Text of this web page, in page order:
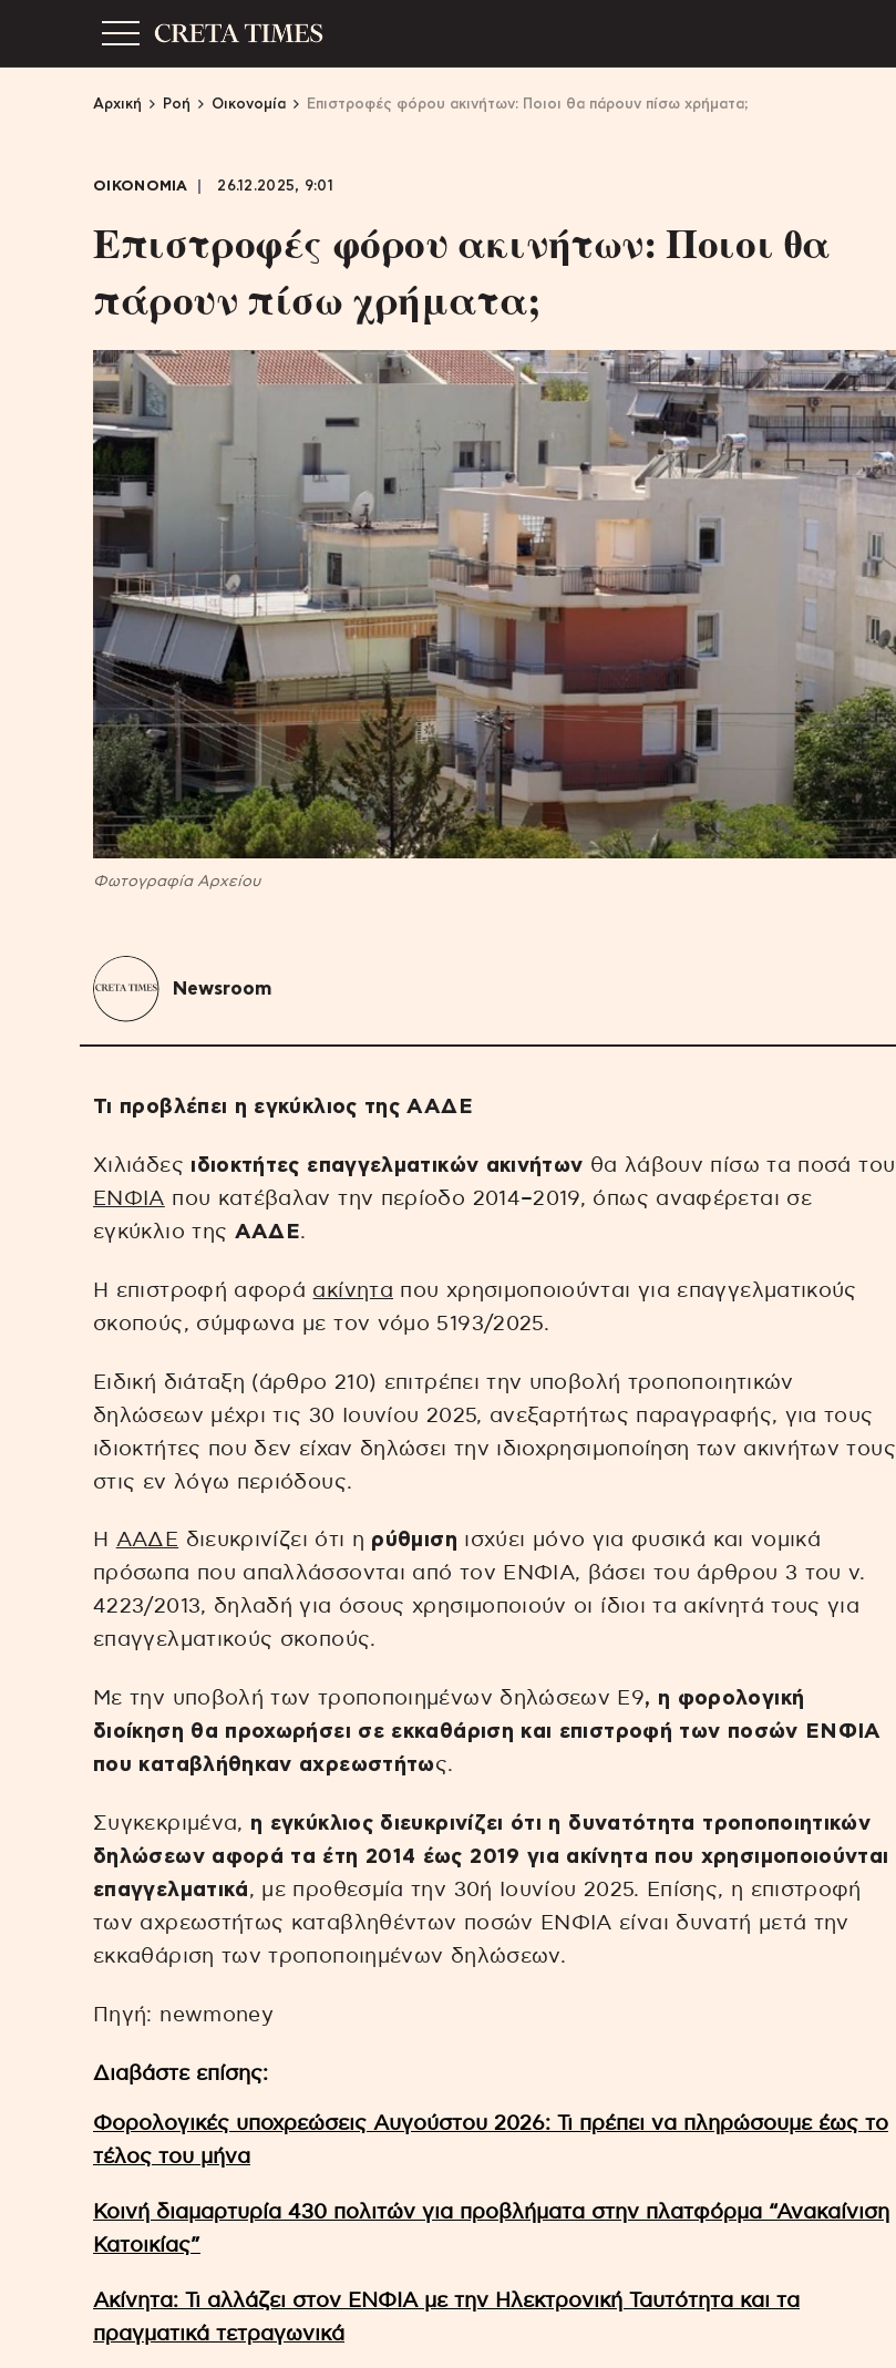
Αρχική Ροή Οικονομία Επιστροφές φόρου ακινήτων: Ποιοι θα πάρουν πίσω χρήματα;
ΟΙΚΟΝΟΜΙΑ 26.12.2025, 9:01
Επιστροφές φόρου ακινήτων: Ποιοι θα
πάρουν πίσω χρήματα;
Φωτογραφία Αρχείου
Newsroom
Τι προβλέπει η εγκύκλιος της ΑΑΔΕ
Χιλιάδες ιδιοκτήτες επαγγελματικών ακινήτων θα λάβουν πίσω τα ποσά του
ΕΝΦΙΑ που κατέβαλαν την περίοδο 2014–2019, όπως αναφέρεται σε
εγκύκλιο της ΑΑΔΕ.
Η επιστροφή αφορά ακίνητα που χρησιμοποιούνται για επαγγελματικούς
σκοπούς, σύμφωνα με τον νόμο 5193/2025.
Ειδική διάταξη (άρθρο 210) επιτρέπει την υποβολή τροποποιητικών
δηλώσεων μέχρι τις 30 Ιουνίου 2025, ανεξαρτήτως παραγραφής, για τους
ιδιοκτήτες που δεν είχαν δηλώσει την ιδιοχρησιμοποίηση των ακινήτων τους
στις εν λόγω περιόδους.
Η ΑΑΔΕ διευκρινίζει ότι η ρύθμιση ισχύει μόνο για φυσικά και νομικά
πρόσωπα που απαλλάσσονται από τον ΕΝΦΙΑ, βάσει του άρθρου 3 του ν.
4223/2013, δηλαδή για όσους χρησιμοποιούν οι ίδιοι τα ακίνητά τους για
επαγγελματικούς σκοπούς.
Με την υποβολή των τροποποιημένων δηλώσεων Ε9, η φορολογική
διοίκηση θα προχωρήσει σε εκκαθάριση και επιστροφή των ποσών ΕΝΦΙΑ
που καταβλήθηκαν αχρεωστήτως.
Συγκεκριμένα, η εγκύκλιος διευκρινίζει ότι η δυνατότητα τροποποιητικών
δηλώσεων αφορά τα έτη 2014 έως 2019 για ακίνητα που χρησιμοποιούνται
επαγγελματικά, με προθεσμία την 30ή Ιουνίου 2025. Επίσης, η επιστροφή
των αχρεωστήτως καταβληθέντων ποσών ΕΝΦΙΑ είναι δυνατή μετά την
εκκαθάριση των τροποποιημένων δηλώσεων.
Πηγή: newmoney
Διαβάστε επίσης:
Φορολογικές υποχρεώσεις Αυγούστου 2026: Τι πρέπει να πληρώσουμε έως το
τέλος του μήνα
Κοινή διαμαρτυρία 430 πολιτών για προβλήματα στην πλατφόρμα “Ανακαίνιση
Κατοικίας”
Ακίνητα: Τι αλλάζει στον ΕΝΦΙΑ με την Ηλεκτρονική Ταυτότητα και τα
πραγματικά τετραγωνικά